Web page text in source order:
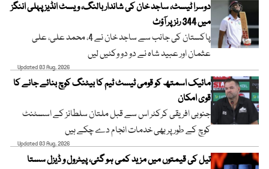
دوسرا ٹیسٹ، ساجد خان کی شاندار بالنگ، ویسٹ انڈیز پہلی اننگز
میں 344 رنز پر آؤٹ
پاکستان کی جانب سے ساجد خان نے 4، محمد علی، علی
عثمان اور عبید شاہ نے دو دو وکٹیں لیں
Updated 03 Aug, 2026
مائیک اسمتھ کو قومی ٹیسٹ ٹیم کا بیٹنگ کوچ بنائے جانے کا
قوی امکان
جنوبی افریقی کرکٹر اس سے قبل ملتان سلطانز کے اسسٹنٹ
کوچ کے طور پر بھی خدمات انجام دے چکے ہیں
Updated 03 Aug, 2026
تیل کی قیمتوں میں مزید کمی ہو گئی، پیٹرول و ڈیزل سستا